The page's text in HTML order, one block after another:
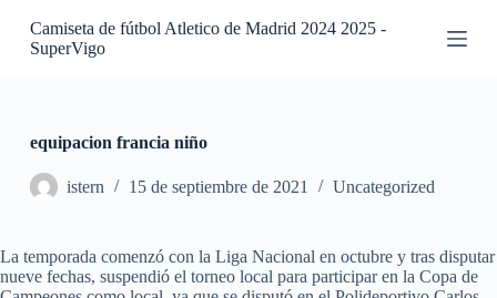
S
e
n
Camiseta de fútbol Atletico de Madrid 2024 2025 -
SuperVigo
equipacion francia niño
istern 15 de septiembre de 2021 Uncategorized
La temporada comenzó con la Liga Nacional en octubre y tras disputar
nueve fechas, suspendió el torneo local para participar en la Copa de